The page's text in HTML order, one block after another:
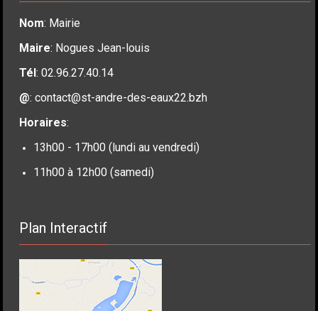
Nom: Mairie
Maire: Nogues Jean-louis
Tél: 02.96.27.40.14
@:contact@st-andre-des-eaux22.bzh
Horaires:
13h00 - 17h00 (lundi au vendredi)
11h00 à 12h00 (samedi)
Plan Interactif